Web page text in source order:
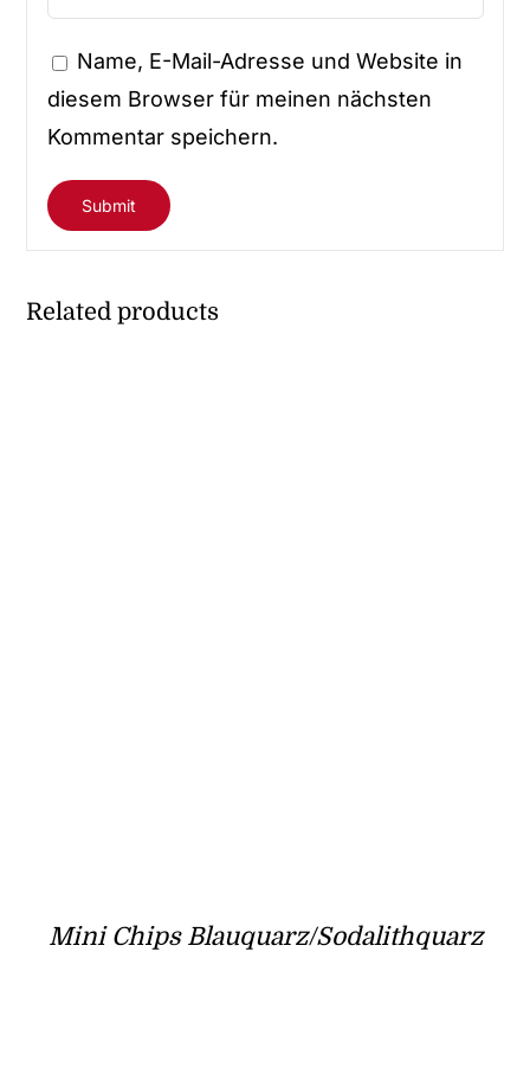
Name, E-Mail-Adresse und Website in
diesem Browser für meinen nächsten
Kommentar speichern.
Related products
Mini Chips Blauquarz/Sodalithquarz